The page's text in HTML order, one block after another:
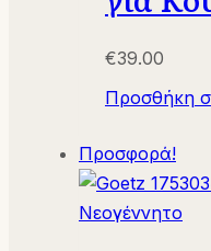
€39.00
Προσθήκη
Προσφορά!